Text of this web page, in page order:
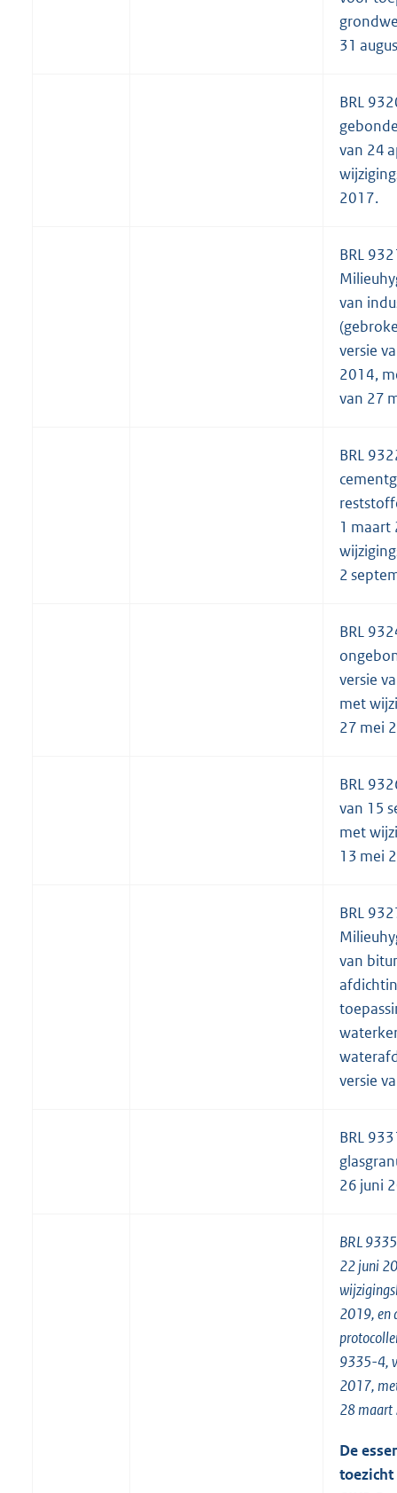
31
BRL
van 24
2017.
BRL
van
versie
2014,
van 27
BRL
1 maart
2
BRL
versie
met
27 mei
BRL
van 15
met
13 mei
BRL
van
versie
BRL
26 juni
BRL
22 juni
2019, en
9335-4,
2017,
28
De
toezicht